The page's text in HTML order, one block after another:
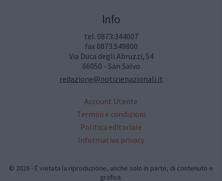
Info
tel. 0873.344007
fax 0873.549800
Via Duca degli Abruzzi, 54
66050 - San Salvo
redazione@notizienazionali.it
Account Utente
Termini e condizioni
Politica editoriale
Informativa privacy
© 2026 - È vietata la riproduzione, anche solo in parte, di contenuto e
grafica.